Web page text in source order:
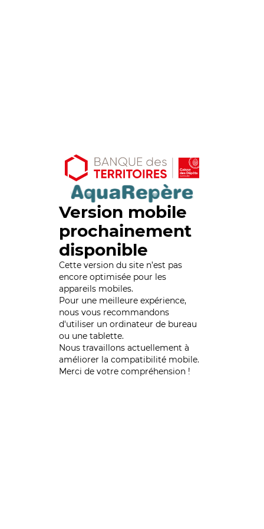
Version mobile
prochainement
disponible
Cette version du site n’est pas
encore optimisée pour les
appareils mobiles.
Pour une meilleure expérience,
nous vous recommandons
d'utiliser un ordinateur de bureau
ou une tablette.
Nous travaillons actuellement à
améliorer la compatibilité mobile.
Merci de votre compréhension !